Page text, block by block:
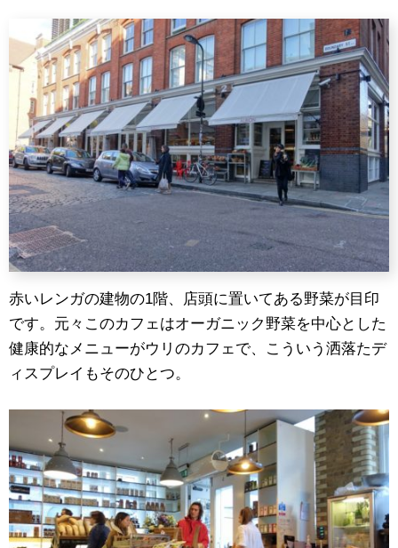
赤いレンガの建物の1階、店頭に置いてある野菜が目印
です。元々このカフェはオーガニック野菜を中心とした
健康的なメニューがウリのカフェで、こういう洒落たデ
ィスプレイもそのひとつ。